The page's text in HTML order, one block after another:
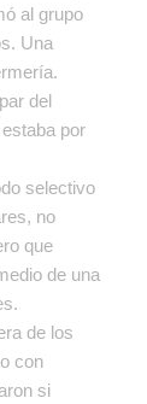
al grupo
Una
del
por
selectivo
no
que
de una
de los
con
si